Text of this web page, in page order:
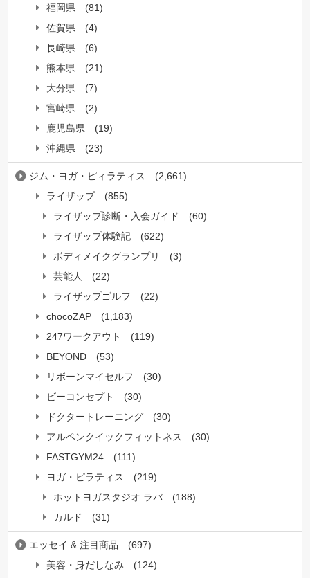
福岡県
(81)
佐賀県
(4)
長崎県
(6)
熊本県
(21)
大分県
(7)
宮崎県
(2)
鹿児島県
(19)
沖縄県
(23)
ジム・ヨガ・ピィラティス
(2,661)
ライザップ
(855)
ライザップ診断・入会ガイド
(60)
ライザップ体験記
(622)
ボディメイクグランプリ
(3)
芸能人
(22)
ライザップゴルフ
(22)
chocoZAP
(1,183)
247ワークアウト
(119)
BEYOND
(53)
リボーンマイセルフ
(30)
ビーコンセプト
(30)
ドクタートレーニング
(30)
アルペンクイックフィットネス
(30)
FASTGYM24
(111)
ヨガ・ピラティス
(219)
ホットヨガスタジオ ラバ
(188)
カルド
(31)
エッセイ & 注目商品
(697)
美容・身だしなみ
(124)